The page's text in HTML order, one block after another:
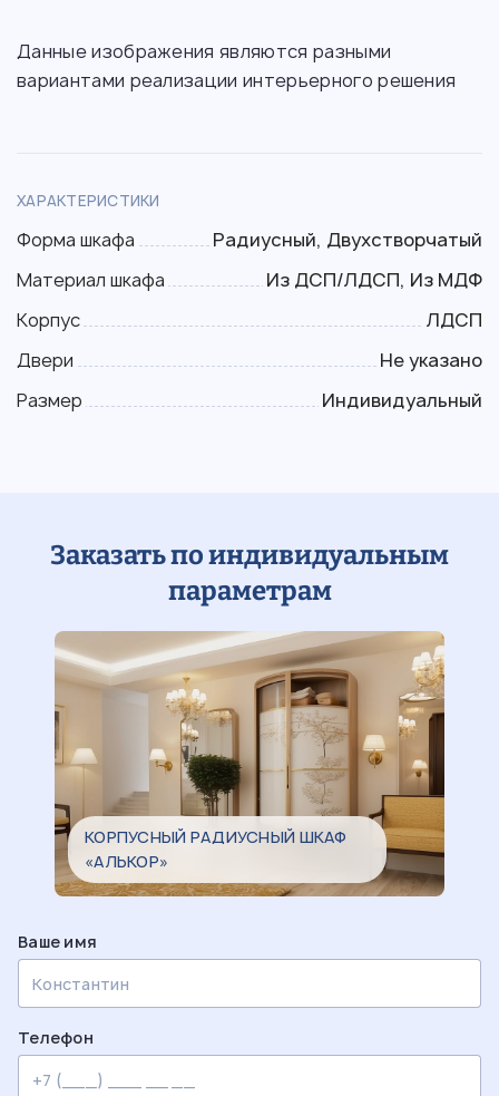
Данные изображения являются разными
вариантами реализации интерьерного решения
ХАРАКТЕРИСТИКИ
Форма шкафа
Радиусный, Двухстворчатый
Материал шкафа
Из ДСП/ЛДСП, Из МДФ
Корпус
ЛДСП
Двери
Не указано
Размер
Индивидуальный
Заказать по индивидуальным
параметрам
КОРПУСНЫЙ РАДИУСНЫЙ ШКАФ
«АЛЬКОР»
Ваше имя
Телефон